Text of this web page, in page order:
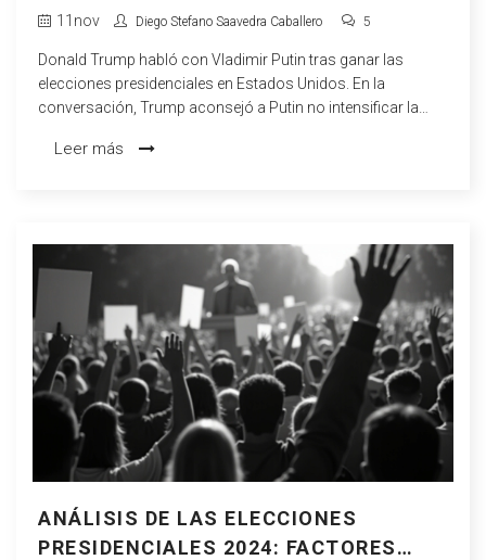
PREOCUPACIÓN SOBRE UCRANIA
11 nov Diego Stefano Saavedra Caballero 5
Donald Trump habló con Vladimir Putin tras ganar las
elecciones presidenciales en Estados Unidos. En la
conversación, Trump aconsejó a Putin no intensificar la
pronto. Sin embargo, sus comentarios sobre los territorios
Leer más
ANÁLISIS DE LAS ELECCIONES
PRESIDENCIALES 2024: FACTORES